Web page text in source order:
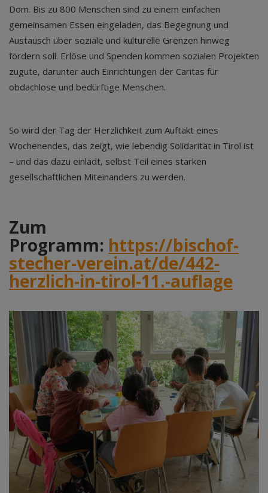
Dom. Bis zu 800 Menschen sind zu einem einfachen
gemeinsamen Essen eingeladen, das Begegnung und
Austausch über soziale und kulturelle Grenzen hinweg
fördern soll. Erlöse und Spenden kommen sozialen Projekten
zugute, darunter auch Einrichtungen der Caritas für
obdachlose und bedürftige Menschen.
So wird der Tag der Herzlichkeit zum Auftakt eines
Wochenendes, das zeigt, wie lebendig Solidarität in Tirol ist
– und das dazu einlädt, selbst Teil eines starken
gesellschaftlichen Miteinanders zu werden.
Zum
Programm: https://bischof-
stecher-verein.at/de/442-
herzlich-in-tirol-11.-auflage